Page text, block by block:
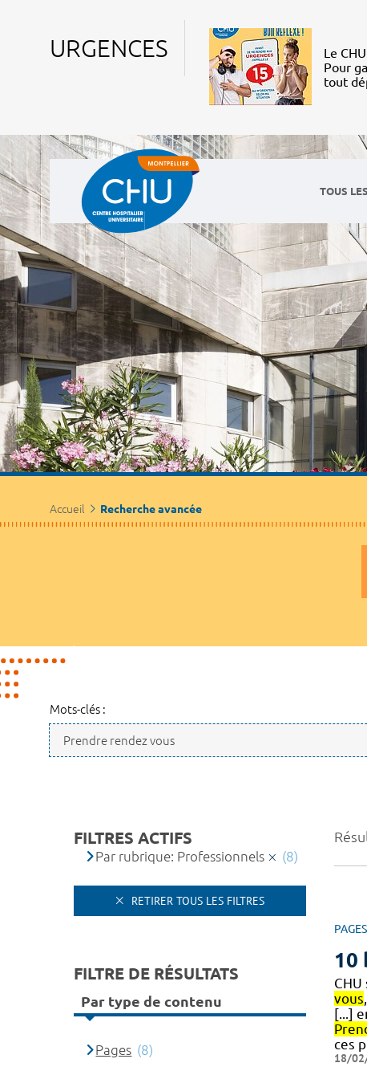
URGENCES
Le
Pour
tout
TOUS
Accueil Recherche avancée
Mots-clés :
PAGES
10
vous
[...]
ces
18/
FILTRES ACTIFS
Par rubrique: Professionnels (8)
RETIRER TOUS LES FILTRES
FILTRE DE RÉSULTATS
Par type de contenu
Pages (8)